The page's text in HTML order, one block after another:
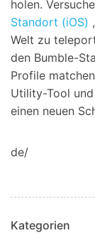
holen.
Standort (iOS)
Welt zu
den Bumble-
Profile
Utility-Tool
einen neuen
de/
Kategorien